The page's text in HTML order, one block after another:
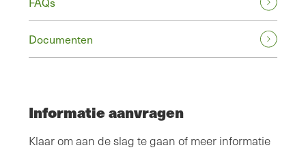
Documenten
Informatie aanvragen
Klaar om aan de slag te gaan of meer informatie